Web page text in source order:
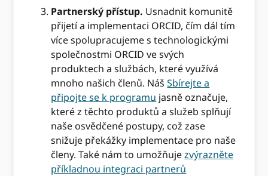
Partnerský přístup. Usnadnit komunitě
přijetí a implementaci ORCID, čím dál tím
více spolupracujeme s technologickými
společnostmi ORCID ve svých
produktech a službách, které využívá
mnoho našich členů. NášSbírejte a
připojte se k programu jasně označuje,
které z těchto produktů a služeb splňují
naše osvědčené postupy, což zase
snižuje překážky implementace pro naše
členy. Také nám to umožňujezvýrazněte
příkladnou integraci partnerů